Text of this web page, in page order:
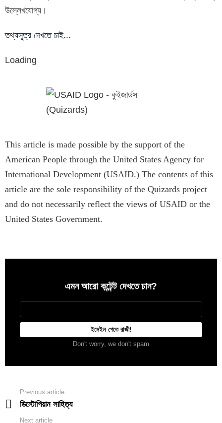
উল্লেখযোগ্য।
তথ্যসূত্র দেখতে চাই...
Loading
This article is made possible by the support of the
American People through the United States Agency for
International Development (USAID.) The contents of this
article are the sole responsibility of the Quizards project
and do not necessarily reflect the views of USAID or the
United States Government.
Newsletterএমন আরো কন্টেন্ট দেখতে চান?
আপনার
Don't worry, we don't spam
more
Previous article
ডিস্টোপিয়ান সাহিত্য
Next article